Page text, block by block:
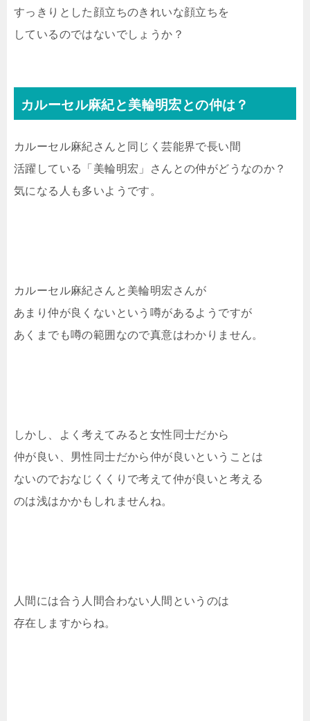
すっきりとした顔立ちのきれいな顔立ちを
しているのではないでしょうか？
カルーセル麻紀と美輪明宏との仲は？
カルーセル麻紀さんと同じく芸能界で長い間
活躍している「美輪明宏」さんとの仲がどうなのか？
気になる人も多いようです。
カルーセル麻紀さんと美輪明宏さんが
あまり仲が良くないという噂があるようですが
あくまでも噂の範囲なので真意はわかりません。
しかし、よく考えてみると女性同士だから
仲が良い、男性同士だから仲が良いということは
ないのでおなじくくりで考えて仲が良いと考える
のは浅はかかもしれませんね。
人間には合う人間合わない人間というのは
存在しますからね。